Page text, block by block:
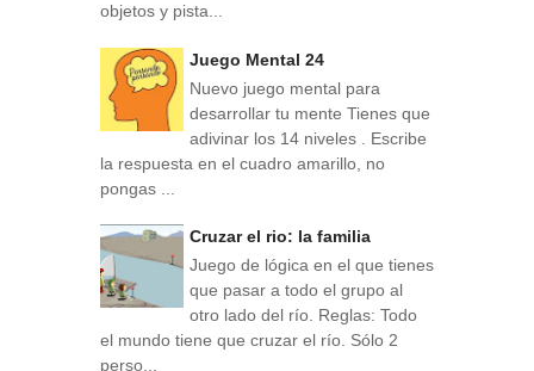
objetos y pista...
Juego Mental 24
Nuevo juego mental para
desarrollar tu mente Tienes que
adivinar los 14 niveles . Escribe
la respuesta en el cuadro amarillo, no
pongas ...
Cruzar el rio: la familia
Juego de lógica en el que tienes
que pasar a todo el grupo al
otro lado del río. Reglas: Todo
el mundo tiene que cruzar el río. Sólo 2
perso...